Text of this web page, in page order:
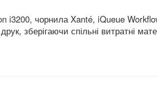
i3200, чорнила Xanté, iQueue
зберігаючи спільні витратні